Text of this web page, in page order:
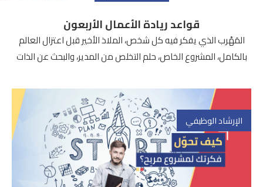
قواعد ريادة الأعمال الأربعون
المَهْرب الذي يفكر فيه كل شخص، الملاذ الأخير قبل اعتزال العالم
بالكامل، المشروع الخاص، حلم التخلص من المدير، والبحث عن الذات
الإرشاد الوظيفي